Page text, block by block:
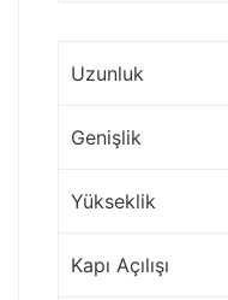
Uzunluk
Genişlik
Yükseklik
Kapı Açılışı